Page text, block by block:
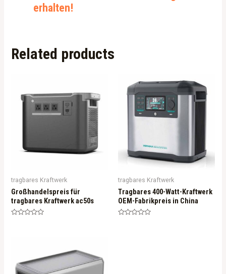
erhalten!
Related products
tragbares Kraftwerk
Großhandelspreis für
tragbares Kraftwerk ac50s
tragbares Kraftwerk
Tragbares 400-Watt-Kraftwerk
OEM-Fabrikpreis in China